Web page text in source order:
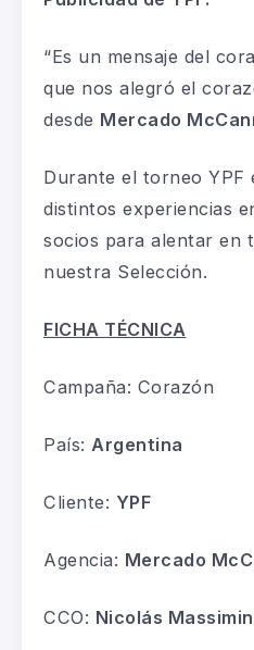
“Es un mensaje del
que nos alegró el
desde Mercado
Durante el torneo YPF
distintos experiencias
socios para alentar en
nuestra Selección.
FICHA TÉCNICA
Campaña: Corazón
País: Argentina
Cliente: YPF
Agencia: Mercado
CCO: Nicolás